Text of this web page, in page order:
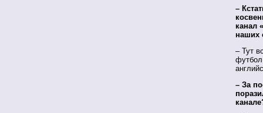
–
канал
наших
– Тут
– За